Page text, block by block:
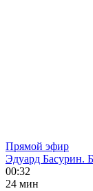
Прямой эфир
Эдуард Басурин.
00:32
24 мин